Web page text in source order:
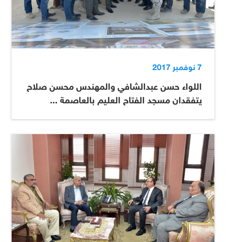
7 نوفمبر 2017
اللواء حسن عبدالشافي والمهندس محسن صلاح
يتفقدان مسجد الفتاح العليم بالعاصمة ...